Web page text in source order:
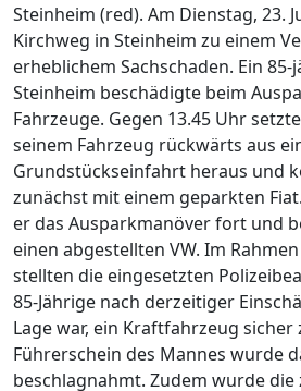
Steinheim (red). Am Dienstag, 23.
Kirchweg in Steinheim zu einem
erheblichem Sachschaden. Ein
Steinheim beschädigte beim
Fahrzeuge. Gegen 13.45 Uhr
seinem Fahrzeug rückwärts aus
Grundstückseinfahrt heraus und
zunächst mit einem geparkten
er das Ausparkmanöver fort und
einen abgestellten VW. Im
stellten die eingesetzten
85-Jährige nach derzeitiger
Lage war, ein Kraftfahrzeug
Führerschein des Mannes wurde
beschlagnahmt. Zudem wurde die